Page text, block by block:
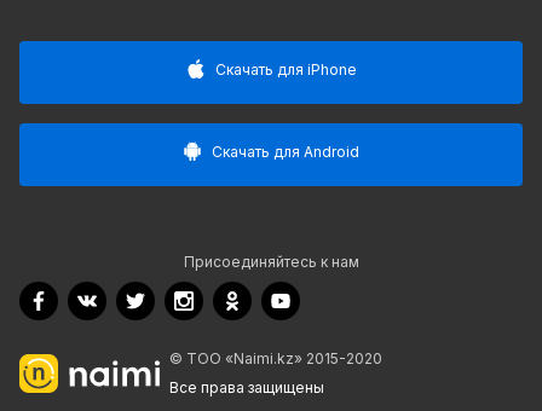
© ТОО «Naimi.kz» 2015-2020
Все права защищены
Присоединяйтесь к нам
Скачать для iPhone
Скачать для Android